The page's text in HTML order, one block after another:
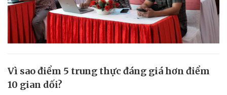
Vì sao điểm 5 trung thực đáng giá hơn điểm
10 gian dối?